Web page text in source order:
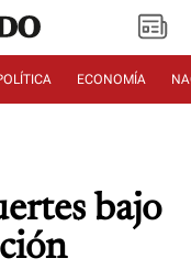
ECONOMÍA
bajo